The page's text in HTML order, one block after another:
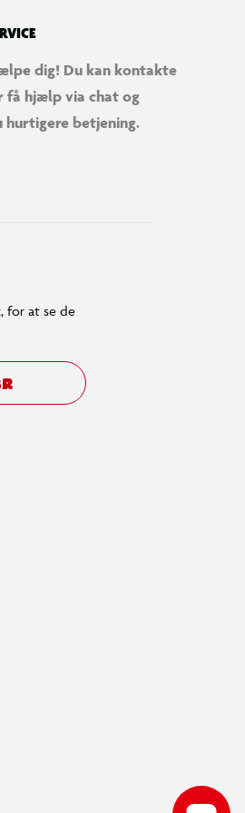
dig! Du kan kontakte
få hjælp via chat og
betjening.
for at se de